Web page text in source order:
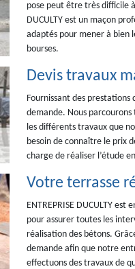
pose peut être très difficile
DUCULTY est un maçon
adaptés pour mener à bien
bourses.
Devis travaux
Fournissant des
demande. Nous
les différents travaux que
besoin de connaître le prix
charge de réaliser l’étude
Votre terrasse
ENTREPRISE DUCULTY
pour assurer toutes les
réalisation des bétons.
demande afin que notre
effectuons des travaux de